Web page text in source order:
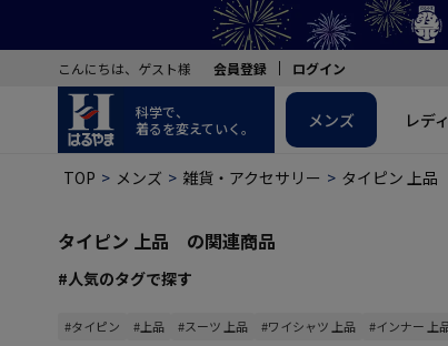
こんにちは、ゲスト様 会員登録 ログイン
科学で、
着るを変えていく。
メンズ レデ
TOP メンズ 雑貨・アクセサリー タイピン 上品
タイピン 上品 の関連商品
#人気のタグで探す
#タイピン #上品 #スーツ 上品 #ワイシャツ 上品 #インナー 上